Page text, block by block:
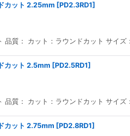
カット 2.25mm [PD2.3RD1]
品質： カット：ラウンドカット サイ
カット 2.5mm [PD2.5RD1]
品質： カット：ラウンドカット サイ
カット 2.75mm [PD2.8RD1]